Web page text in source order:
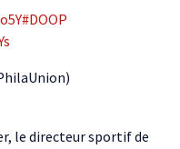
#DOOP
le directeur sportif de